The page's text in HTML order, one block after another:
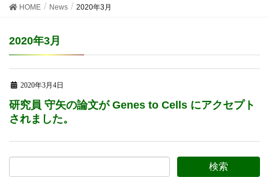
HOME News 2020年3月
2020年3月
2020年3月4日
研究員 守矢の論文が Genes to Cells にアクセプト
されました。